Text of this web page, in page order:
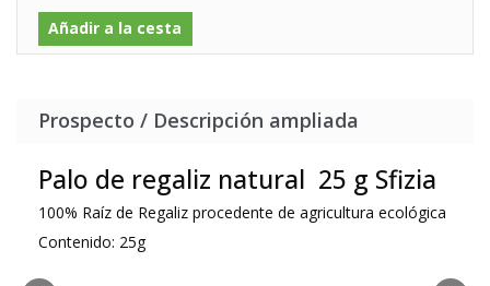
Añadir a la cesta
Prospecto / Descripción ampliada
Palo de regaliz natural 25 g Sfizia
100% Raíz de Regaliz procedente de agricultura ecológica
Contenido: 25g